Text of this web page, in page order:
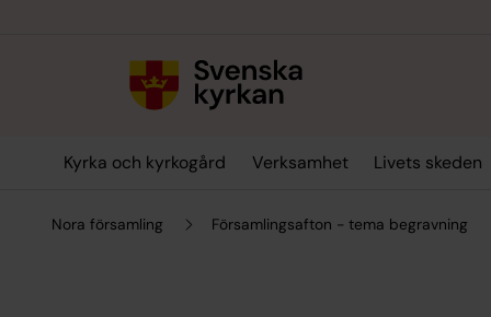
Kyrka och kyrkogård Verksamhet Livets skeden
Nora församling Församlingsafton - tema begravning